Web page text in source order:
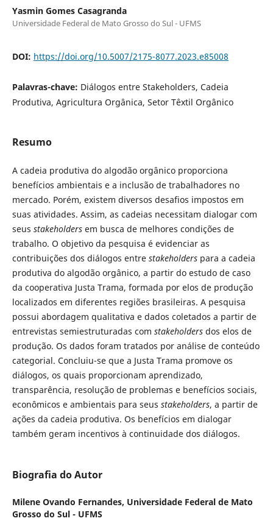
Yasmin Gomes Casagranda
Universidade Federal de Mato Grosso do Sul - UFMS
DOI: https://doi.org/10.5007/2175-8077.2023.e85008
Palavras-chave: Diálogos entre Stakeholders, Cadeia
Produtiva, Agricultura Orgânica, Setor Têxtil Orgânico
Resumo
A cadeia produtiva do algodão orgânico proporciona
benefícios ambientais e a inclusão de trabalhadores no
mercado. Porém, existem diversos desafios impostos em
suas atividades. Assim, as cadeias necessitam dialogar com
seus stakeholdersem busca de melhores condições de
trabalho. O objetivo da pesquisa é evidenciar as
contribuições dos diálogos entre stakeholderspara a cadeia
produtiva do algodão orgânico, a partir do estudo de caso
da cooperativa Justa Trama, formada por elos de produção
localizados em diferentes regiões brasileiras. A pesquisa
possui abordagem qualitativa e dados coletados a partir de
entrevistas semiestruturadas com stakeholdersdos elos de
produção. Os dados foram tratados por análise de conteúdo
categorial. Concluiu-se que a Justa Trama promove os
diálogos, os quais proporcionam aprendizado,
transparência, resolução de problemas e benefícios sociais,
econômicos e ambientais para seus stakeholders, a partir de
ações da cadeia produtiva. Os benefícios em dialogar
também geram incentivos à continuidade dos diálogos.
Biografia do Autor
Milene Ovando Fernandes, Universidade Federal de Mato
Grosso do Sul - UFMS